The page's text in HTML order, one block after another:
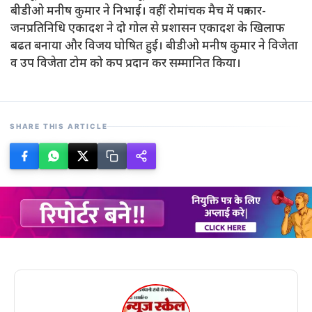
बीडीओ मनीष कुमार ने निभाई। वहीं रोमांचक मैच में पत्रकार-
जनप्रतिनिधि एकादश ने दो गोल से प्रशासन एकादश के खिलाफ
बढत बनाया और विजय घोषित हुई। बीडीओ मनीष कुमार ने विजेता
व उप विजेता टोम को कप प्रदान कर सम्मानित किया।
SHARE THIS ARTICLE